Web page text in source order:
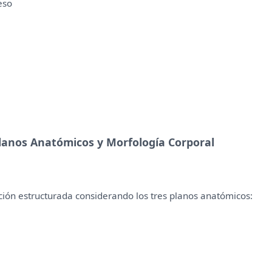
Anatómicos y Morfología Corporal
estructurada considerando los tres planos anatómicos: